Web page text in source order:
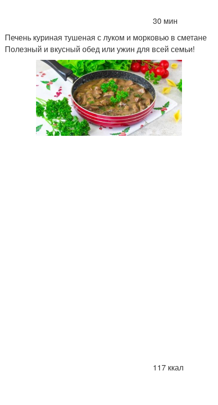
30 мин
Печень куриная тушеная с луком и морковью в сметане
Полезный и вкусный обед или ужин для всей семьи!
117 ккал